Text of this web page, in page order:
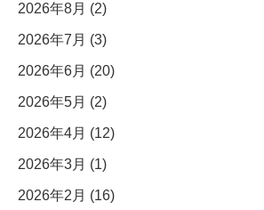
2026年8月 (2)
2026年7月 (3)
2026年6月 (20)
2026年5月 (2)
2026年4月 (12)
2026年3月 (1)
2026年2月 (16)